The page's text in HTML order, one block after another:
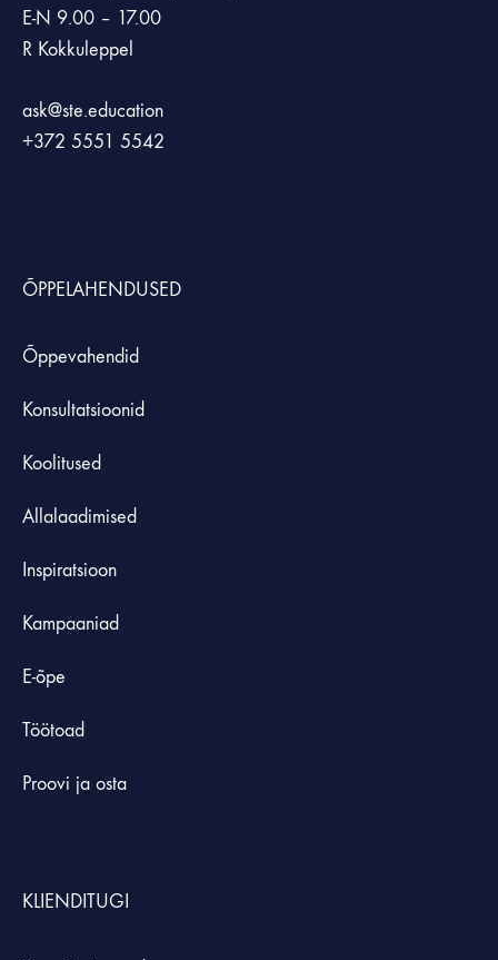
E-N 9.00 – 17.00
R Kokkuleppel
ask@ste.education
+372 5551 5542
ÕPPELAHENDUSED
Õppevahendid
Konsultatsioonid
Koolitused
Allalaadimised
Inspiratsioon
Kampaaniad
E-õpe
Töötoad
Proovi ja osta
KLIENDITUGI